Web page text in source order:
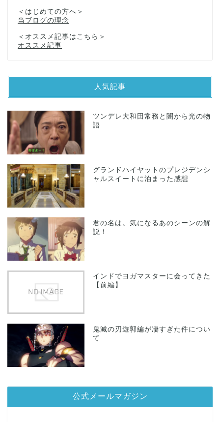
＜はじめての方へ＞
当ブログの理念
＜オススメ記事はこちら＞
オススメ記事
人気記事
ツンデレ大和田常務と闇から光の物
語
グランドハイヤットのプレジデンシ
ャルスイートに泊まった感想
君の名は。気になるあのシーンの解
説！
インドでヨガマスターに会ってきた
【前編】
鬼滅の刃遊郭編が凄すぎた件につい
て
公式メールマガジン